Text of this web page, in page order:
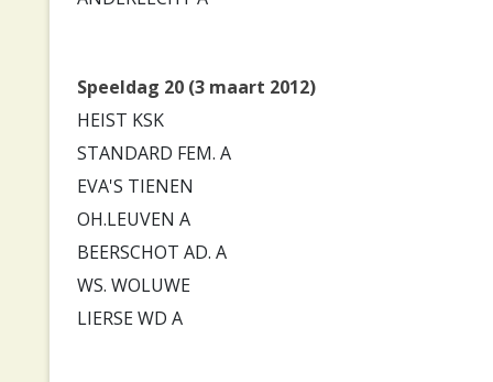
Speeldag 20 (3 maart 2012)
HEIST KSK
STANDARD FEM. A
EVA'S TIENEN
OH.LEUVEN A
BEERSCHOT AD. A
WS. WOLUWE
LIERSE WD A